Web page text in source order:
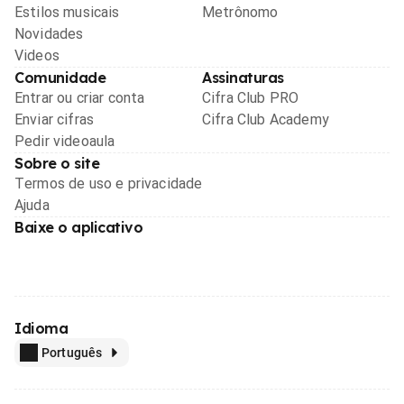
Estilos musicais
Novidades
Videos
Metrônomo
Comunidade
Entrar ou criar conta
Enviar cifras
Pedir videoaula
Assinaturas
Cifra Club PRO
Cifra Club Academy
Sobre o site
Termos de uso e privacidade
Ajuda
Baixe o aplicativo
Idioma
Português